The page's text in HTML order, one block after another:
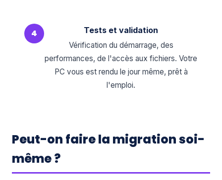
4 Tests et validation
Vérification du démarrage, des
performances, de l'accès aux fichiers. Votre
PC vous est rendu le jour même, prêt à
l'emploi.
Peut-on faire la migration soi-
même ?